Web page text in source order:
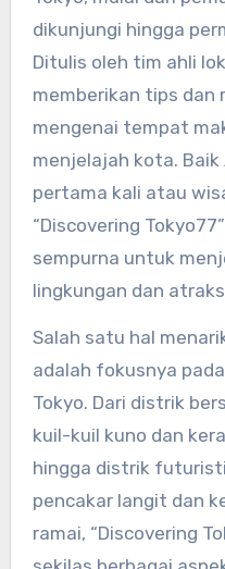
dikunjungi hingga
Ditulis oleh tim ahli
memberikan tips dan
mengenai tempat
menjelajah kota. Baik
pertama kali atau
“Discovering
sempurna untuk
lingkungan dan
Salah satu hal
adalah fokusnya
Tokyo. Dari distrik
kuil-kuil kuno dan
hingga distrik
pencakar langit dan
ramai, “Discovering